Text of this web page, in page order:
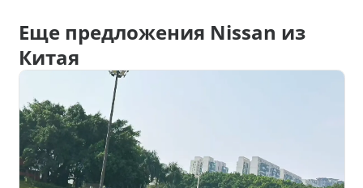
Еще предложения Nissan из
Китая